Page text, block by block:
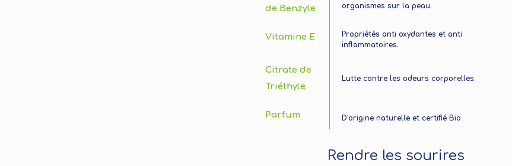
de Benzyle
organismes sur la peau.
Vitamine E
Propriétés anti oxydantes et anti
inflammatoires.
Citrate de
Triéthyle
Lutte contre les odeurs corporelles.
Parfum D'origine naturelle et certifié Bio
Rendre les sourires